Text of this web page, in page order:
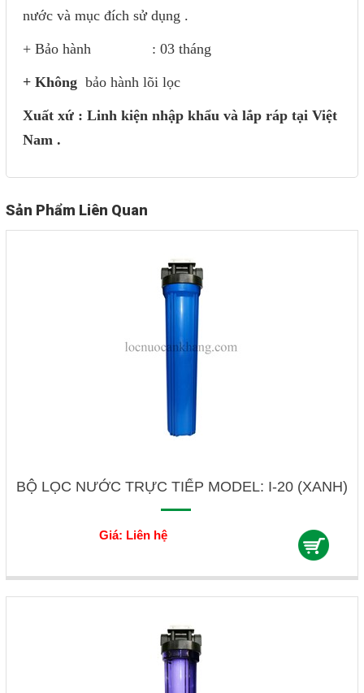
nước và mục đích sử dụng .
+ Bảo hành : 03 tháng
+ Không bảo hành lõi lọc
Xuất xứ : Linh kiện nhập khẩu và lắp ráp tại Việt
Nam .
Sản Phẩm Liên Quan
BỘ LỌC NƯỚC TRỰC TIẾP MODEL: I-20 (XANH)
Giá: Liên hệ